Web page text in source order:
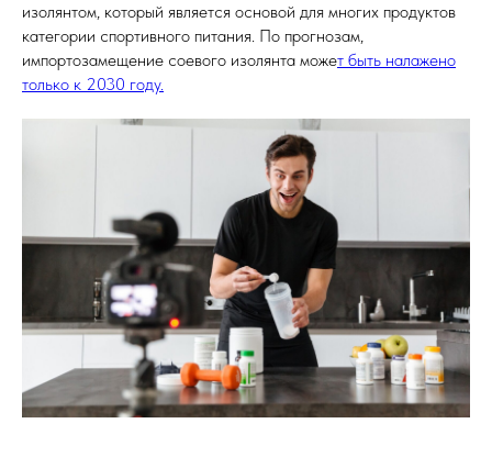
изолянтом, который является основой для многих продуктов
категории спортивного питания. По прогнозам,
импортозамещение соевого изолянта может быть налажено
только к 2030 году.